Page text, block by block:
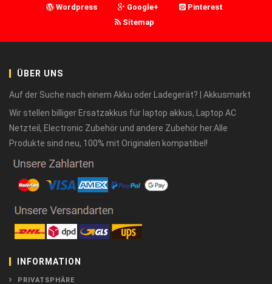
Wordpress Google+
Pinterest
Sitemap
ÜBER UNS
Auf der Suche nach einem Akku oder Ladegerät? | Akkusmarkt
Wir stellen billiger Ersatzakkus für laptop akkus, Laptop AC
Netzteil, Electronic Zubehör und andere Zubehör her.Alle
Produkte sind neu, 100% mit Originalen kompatibel!
INFORMATION
PRIVATSPHÄRE